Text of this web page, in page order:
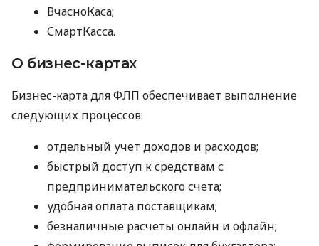
ВчасноКаса;
СмартКасса.
О бизнес-картах
Бизнес-карта для ФЛП обеспечивает выполнение
следующих процессов:
отдельный учет доходов и расходов;
быстрый доступ к средствам с
предпринимательского счета;
удобная оплата поставщикам;
безналичные расчеты онлайн и офлайн;